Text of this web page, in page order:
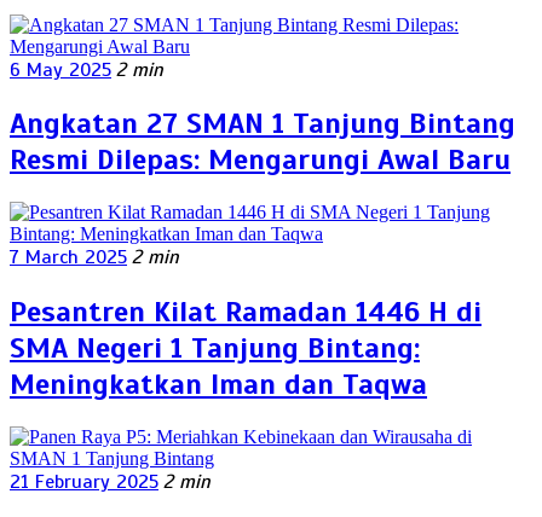
6 May 2025 2 min
Angkatan 27 SMAN 1 Tanjung Bintang
Resmi Dilepas: Mengarungi Awal Baru
7 March 2025 2 min
Pesantren Kilat Ramadan 1446 H di
SMA Negeri 1 Tanjung Bintang:
Meningkatkan Iman dan Taqwa
21 February 2025 2 min